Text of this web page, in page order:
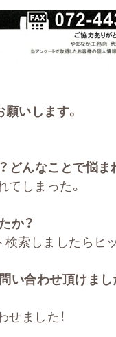
いします。
どんなことで悩ま
てしまった。
か？
索しましたらヒ
い合わせ頂けま
ました！